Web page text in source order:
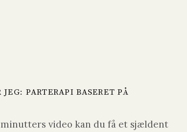
JEG: PARTERAPI BASERET PÅ
video kan du få et sjældent